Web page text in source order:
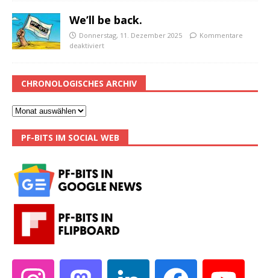
We’ll be back.
Donnerstag, 11. Dezember 2025
Kommentare
deaktiviert
CHRONOLOGISCHES ARCHIV
PF-BITS IM SOCIAL WEB